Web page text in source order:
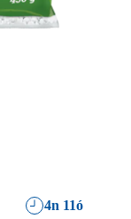
4n 11ó